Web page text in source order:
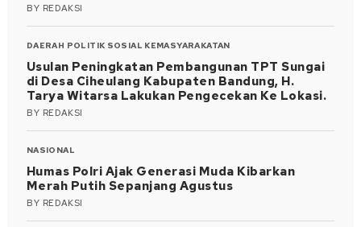
BY REDAKSI
DAERAH POLITIK SOSIAL KEMASYARAKATAN
Usulan Peningkatan Pembangunan TPT Sungai
di Desa Ciheulang Kabupaten Bandung, H.
Tarya Witarsa Lakukan Pengecekan Ke Lokasi.
BY REDAKSI
NASIONAL
Humas Polri Ajak Generasi Muda Kibarkan
Merah Putih Sepanjang Agustus
BY REDAKSI